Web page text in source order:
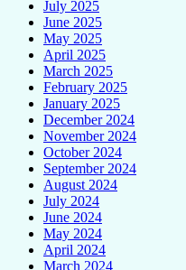
July 2025
June 2025
May 2025
April 2025
March 2025
February 2025
January 2025
December 2024
November 2024
October 2024
September 2024
August 2024
July 2024
June 2024
May 2024
April 2024
March 2024